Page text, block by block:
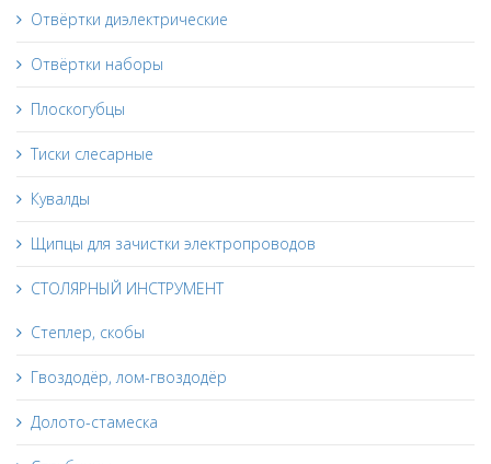
Отвёртки диэлектрические
Отвёртки наборы
Плоскогубцы
Тиски слесарные
Кувалды
Щипцы для зачистки электропроводов
СТОЛЯРНЫЙ ИНСТРУМЕНТ
Степлер, скобы
Гвоздодёр, лом-гвоздодёр
Долото-стамеска